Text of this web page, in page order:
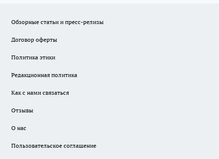
Обзорные статьи и пресс-релизы
Договор оферты
Политика этики
Редакционная политика
Как с нами связаться
Отзывы
О нас
Пользовательское соглашение